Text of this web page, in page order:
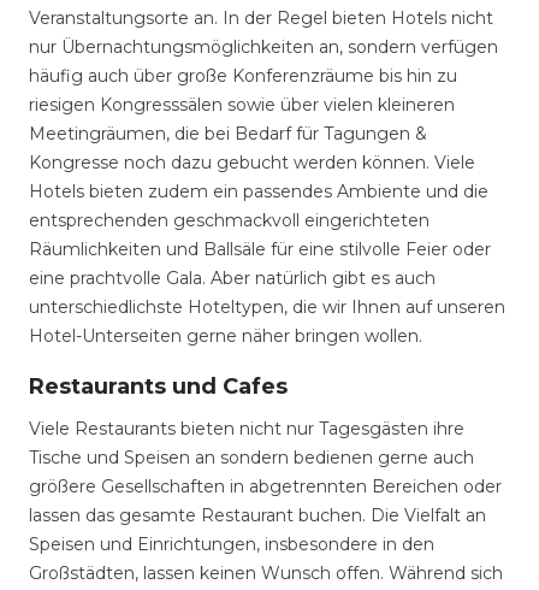
Veranstaltungsorte an. In der Regel bieten Hotels nicht
nur Übernachtungsmöglichkeiten an, sondern verfügen
häufig auch über große Konferenzräume bis hin zu
riesigen Kongresssälen sowie über vielen kleineren
Meetingräumen, die bei Bedarf für Tagungen &
Kongresse noch dazu gebucht werden können. Viele
Hotels bieten zudem ein passendes Ambiente und die
entsprechenden geschmackvoll eingerichteten
Räumlichkeiten und Ballsäle für eine stilvolle Feier oder
eine prachtvolle Gala. Aber natürlich gibt es auch
unterschiedlichste Hoteltypen, die wir Ihnen auf unseren
Hotel-Unterseiten gerne näher bringen wollen.
Restaurants und Cafes
Viele Restaurants bieten nicht nur Tagesgästen ihre
Tische und Speisen an sondern bedienen gerne auch
größere Gesellschaften in abgetrennten Bereichen oder
lassen das gesamte Restaurant buchen. Die Vielfalt an
Speisen und Einrichtungen, insbesondere in den
Großstädten, lassen keinen Wunsch offen. Während sich